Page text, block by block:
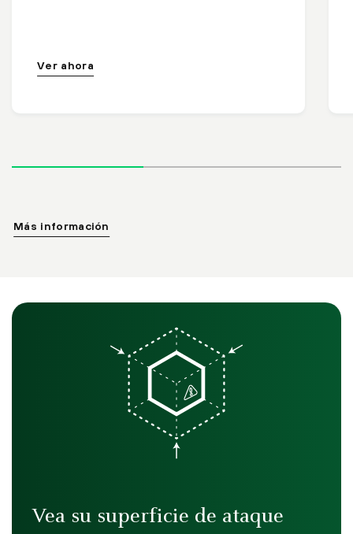
Ver ahora
Más información
Vea su superficie de ataque